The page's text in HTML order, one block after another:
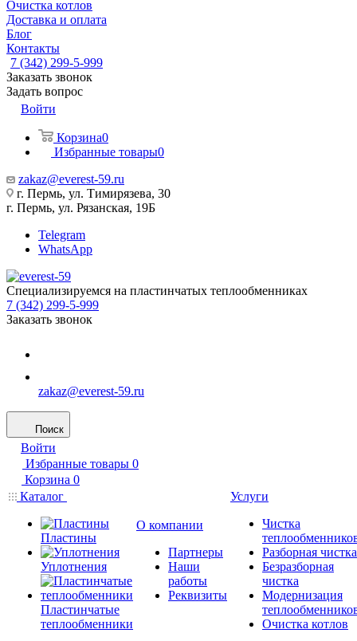
Очистка котлов
Доставка и оплата
Блог
Контакты
7 (342) 299-5-999
Заказать звонок
Задать вопрос
Войти
Корзина0
Избранные товары0
zakaz@everest-59.ru
г. Пермь, ул. Тимирязева, 30
г. Пермь, ул. Рязанская, 19Б
Telegram
WhatsApp
Специализируемся на пластинчатых теплообменниках
7 (342) 299-5-999
Заказать звонок
zakaz@everest-59.ru
Поиск
Войти
Избранные товары 0
Корзина 0
Каталог
Пластины
Уплотнения
Пластинчатые
теплообменники
О компании
Партнеры
Наши
работы
Реквизиты
Услуги
Чистка
Разборная чистка
Безразборная
чистка
Модернизация
Очистка котлов